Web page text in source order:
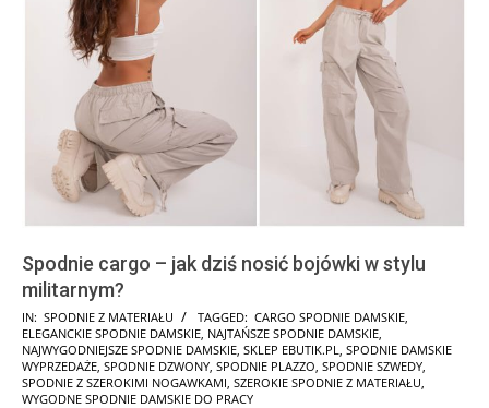
Spodnie cargo – jak dziś nosić bojówki w stylu
militarnym?
2026-
05-
29
IN: SPODNIE Z MATERIAŁU TAGGED: CARGO SPODNIE DAMSKIE,
ELEGANCKIE SPODNIE DAMSKIE, NAJTAŃSZE SPODNIE DAMSKIE,
NAJWYGODNIEJSZE SPODNIE DAMSKIE, SKLEP EBUTIK.PL, SPODNIE DAMSKIE
WYPRZEDAŻE, SPODNIE DZWONY, SPODNIE PLAZZO, SPODNIE SZWEDY,
SPODNIE Z SZEROKIMI NOGAWKAMI, SZEROKIE SPODNIE Z MATERIAŁU,
WYGODNE SPODNIE DAMSKIE DO PRACY